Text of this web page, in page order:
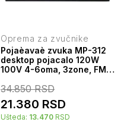
Oprema za zvučnike
Pojaèavaè zvuka MP-312
desktop pojacalo 120W
100V 4-6oma, 3zone, FM,
34.850RSD
21.380 RSD
Ušteda: 13.470 RSD